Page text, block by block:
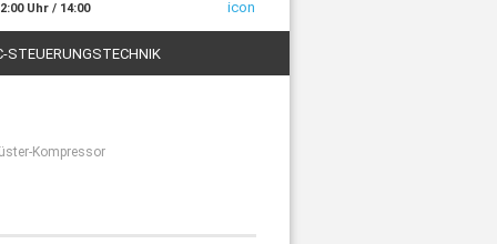
Uhr / 14:00
STEUERUNGSTECHNIK
Kompressor